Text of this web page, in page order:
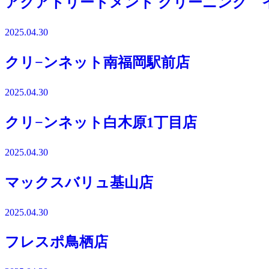
2025.04.30
クリ−ンネット南福岡駅前店
2025.04.30
クリ−ンネット白木原1丁目店
2025.04.30
マックスバリュ基山店
2025.04.30
フレスポ鳥栖店